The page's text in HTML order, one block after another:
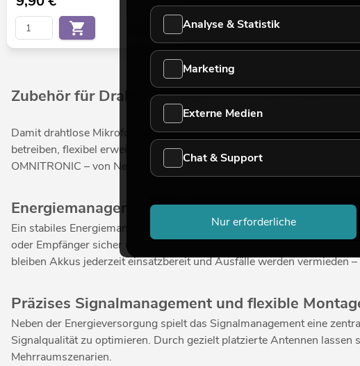
No. 13063458
Zubehör für Drahtlosanlagen – Energie, Signal
Damit drahtlose Mikrofonanlagen dauerhaft zuverlässig arbeiten,
betreiben, flexibel erweitern und effizient warten. In unserem Online
OMNITRONIC – von Netzteilen und Ladestationen bis hin zu
Energiemanagement für zuverlässigen
Ein stabiles Energiemanagement ist die Basis für störungsfreie
oder Empfänger sicher und bequem aufzuladen. Besonders im
bleiben Akkus jederzeit einsatzbereit und Ausfälle werden vermieden
Präzises Signalmanagement und flexible
Neben der Energieversorgung spielt das Signalmanagement eine
Signalqualität zu optimieren. Durch gezielt platzierte Antennen
Mehrraumszenarien.
Analyse & Statistik
Marketing
Externe Medien
Chat & Support
Nur erforderliche